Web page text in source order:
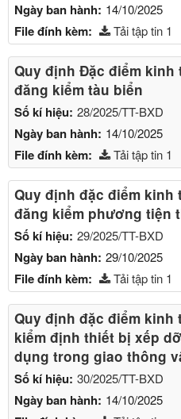
Ngày ban hành: 14/10/2025
File đính kèm: Tải tập tin 1
Quy định Đặc điểm
đăng kiểm tàu biển
Số kí hiệu: 28/2025/TT-BXD
Ngày ban hành: 14/10/2025
File đính kèm: Tải tập tin 1
Quy định đặc điểm kinh
đăng kiểm phương tiện
Số kí hiệu: 29/2025/TT-BXD
Ngày ban hành: 29/10/2025
File đính kèm: Tải tập tin 1
Quy định đặc điểm kinh
kiểm định thiết bị xếp
dụng trong giao thông
Số kí hiệu: 30/2025/TT-BXD
Ngày ban hành: 14/10/2025